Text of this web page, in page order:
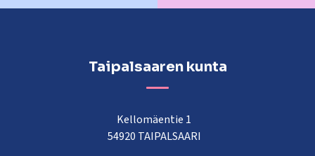
Taipalsaaren kunta
Kellomäentie 1
54920 TAIPALSAARI